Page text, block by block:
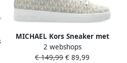
MICHAEL Kors Sneaker met
alloverlogoprint model
'Keaton'
2 webshops
€ 149,99 € 89,99